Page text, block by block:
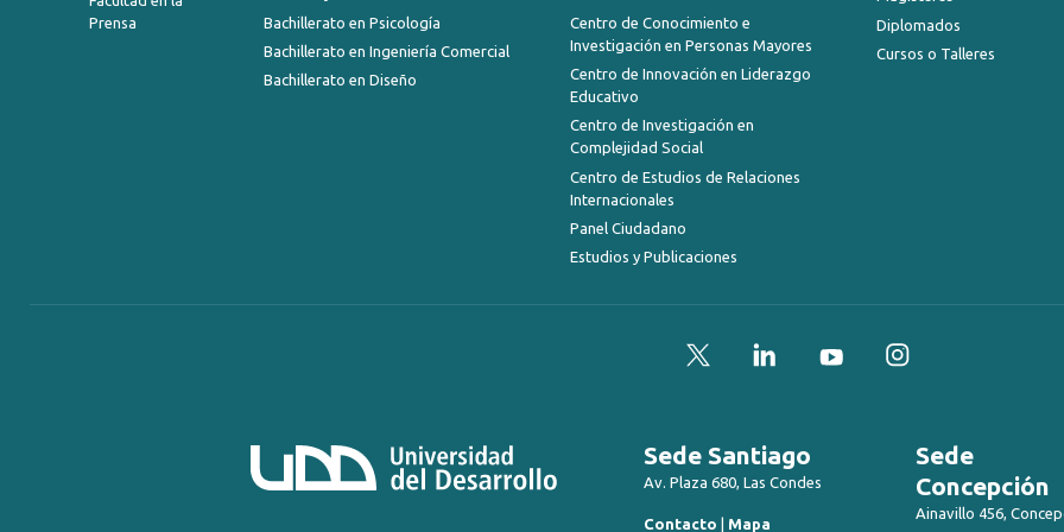
Prensa
Bachillerato en Psicología
Bachillerato en Ingeniería Comercial
Bachillerato en Diseño
Centro de Conocimiento e
Investigación en Personas Mayores
Centro de Innovación en Liderazgo
Educativo
Centro de Investigación en
Complejidad Social
Centro de Estudios de Relaciones
Internacionales
Panel Ciudadano
Estudios y Publicaciones
Diplomados
Cursos o Talleres
Twitter LinkedInYouTubeInstagram
Sede Santiago
Av. Plaza 680, Las Condes
Contacto Mapa
Sede
Concepción
Ainavillo 456,